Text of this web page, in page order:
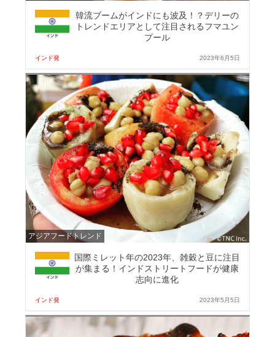
韓流ブームがインドにも波及！？デリーの
トレンドエリアとして注目されるフマユン
プール
インド発 2023年6月5日
アジアフードトレンド
国際ミレット年の2023年、雑穀と豆に注目
が集まる！インドストリートフードが健康
志向に進化
インド発 2023年5月5日